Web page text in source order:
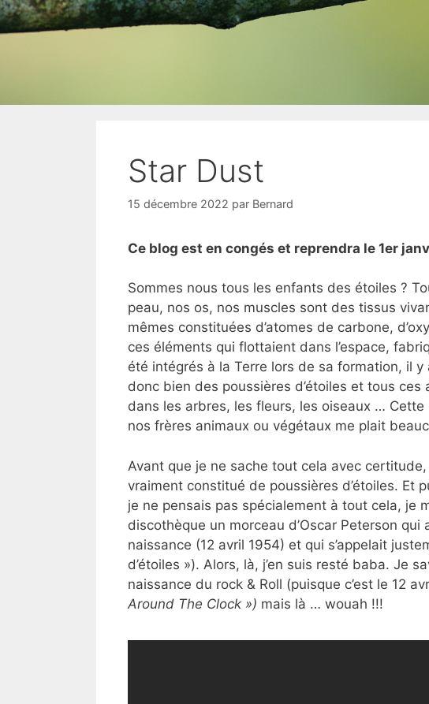
Star Dust
15 décembre 2022 par Bernard
Ce blog est en congés et reprendra le 1er
Sommes nous tous les enfants des étoiles ?
peau, nos os, nos muscles sont des tissus
mêmes constituées d’atomes de carbone,
ces éléments qui flottaient dans l’espace,
été intégrés à la Terre lors de sa formation, il
donc bien des poussières d’étoiles et tous ces
dans les arbres, les fleurs, les oiseaux …
nos frères animaux ou végétaux me plait
Avant que je ne sache tout cela avec
vraiment constitué de poussières d’étoiles. Et
je ne pensais pas spécialement à tout cela, je
discothèque un morceau d’Oscar Peterson
naissance (12 avril 1954) et qui s’appelait
d’étoiles »). Alors, là, j’en suis resté baba. Je
naissance du rock & Roll (puisque c’est le 12
Around The Clock ») mais là … wouah !!!